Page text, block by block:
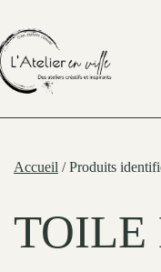
to
content
Accueil / Produits
TOILE